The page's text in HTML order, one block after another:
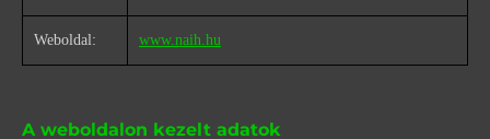
Weboldal: www.naih.hu
A weboldalon kezelt adatok